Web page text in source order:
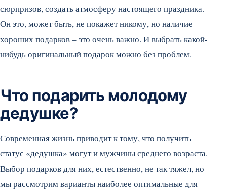
сюрпризов, создать атмосферу настоящего праздника.
Он это, может быть, не покажет никому, но наличие
хороших подарков – это очень важно. И выбрать какой-
нибудь оригинальный подарок можно без проблем.
Что подарить молодому
дедушке?
Современная жизнь приводит к тому, что получить
статус «дедушка» могут и мужчины среднего возраста.
Выбор подарков для них, естественно, не так тяжел, но
мы рассмотрим варианты наиболее оптимальные для